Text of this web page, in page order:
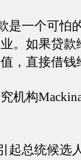
一个可怕
。如果贷款
，直接借钱
构
总统候选